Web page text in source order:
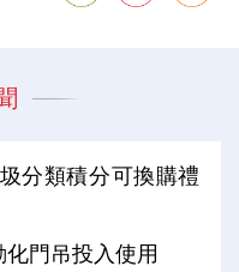
分類積分可換購禮
門吊投入使用